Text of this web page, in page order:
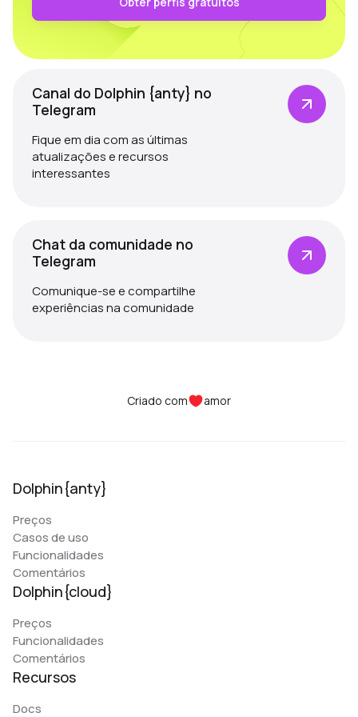
Canal do Dolphin {anty} no
Telegram
Fique em dia com as últimas
atualizações e recursos
interessantes
Chat da comunidade no
Telegram
Comunique-se e compartilhe
experiências na comunidade
Criado com amor
Dolphin{anty}
Preços
Casos de uso
Funcionalidades
Comentários
Dolphin{cloud}
Preços
Funcionalidades
Comentários
Recursos
Docs